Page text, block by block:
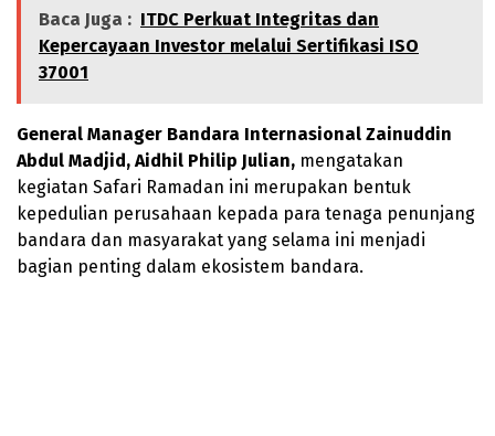
Baca Juga : ITDC Perkuat Integritas dan
Kepercayaan Investor melalui Sertifikasi ISO
37001
General Manager Bandara Internasional Zainuddin
Abdul Madjid, Aidhil Philip Julian, mengatakan
kegiatan Safari Ramadan ini merupakan bentuk
kepedulian perusahaan kepada para tenaga penunjang
bandara dan masyarakat yang selama ini menjadi
bagian penting dalam ekosistem bandara.